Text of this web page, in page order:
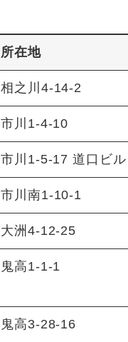
所在地
相之川4-14-2
市川1-4-10
市川1-5-17 道口ビル
市川南1-10-1
大洲4-12-25
鬼高1-1-1
鬼高3-28-16